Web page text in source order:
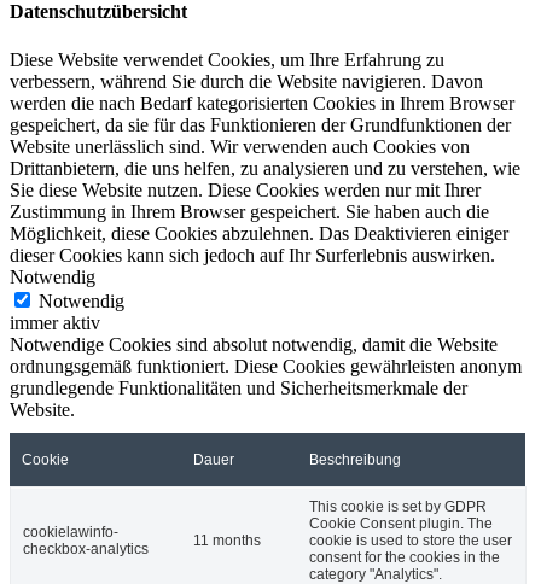
Datenschutzübersicht
Diese Website verwendet Cookies, um Ihre Erfahrung zu
verbessern, während Sie durch die Website navigieren. Davon
werden die nach Bedarf kategorisierten Cookies in Ihrem Browser
gespeichert, da sie für das Funktionieren der Grundfunktionen der
Website unerlässlich sind. Wir verwenden auch Cookies von
Drittanbietern, die uns helfen, zu analysieren und zu verstehen, wie
Sie diese Website nutzen. Diese Cookies werden nur mit Ihrer
Zustimmung in Ihrem Browser gespeichert. Sie haben auch die
Möglichkeit, diese Cookies abzulehnen. Das Deaktivieren einiger
dieser Cookies kann sich jedoch auf Ihr Surferlebnis auswirken.
Notwendig
Notwendig
immer aktiv
Notwendige Cookies sind absolut notwendig, damit die Website
ordnungsgemäß funktioniert. Diese Cookies gewährleisten anonym
grundlegende Funktionalitäten und Sicherheitsmerkmale der
Website.
Cookie Dauer Beschreibung
cookielawinfo-
checkbox-analytics
11 months
This cookie is set by GDPR
Cookie Consent plugin. The
cookie is used to store the user
consent for the cookies in the
category "Analytics".